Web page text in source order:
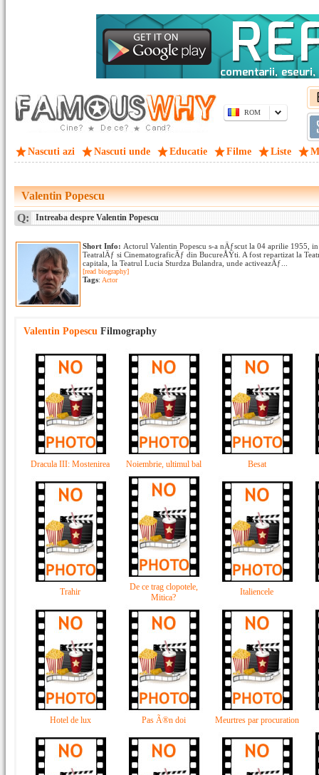
ROM
Nascuti azi Nascuti unde Educatie Filme Liste
Valentin Popescu
Q: Intreaba despre Valentin Popescu
Short Info: Actorul Valentin Popescu s-a nÄƒscut la 04 aprilie 1955,
TeatralÄƒ si CinematograficÄƒ din BucureÅŸti. A fost repartizat la
capitala, la Teatrul Lucia Sturdza Bulandra, unde activeazÄƒ...
[read biography]
Tags: Actor
Valentin Popescu Filmography
Dracula III: Mostenirea Noiembrie, ultimul bal Besat
Trahir
De ce trag clopotele,
Mitica?
Italiencele
Hotel de lux Pas Ã®n doi Meurtres par procuration